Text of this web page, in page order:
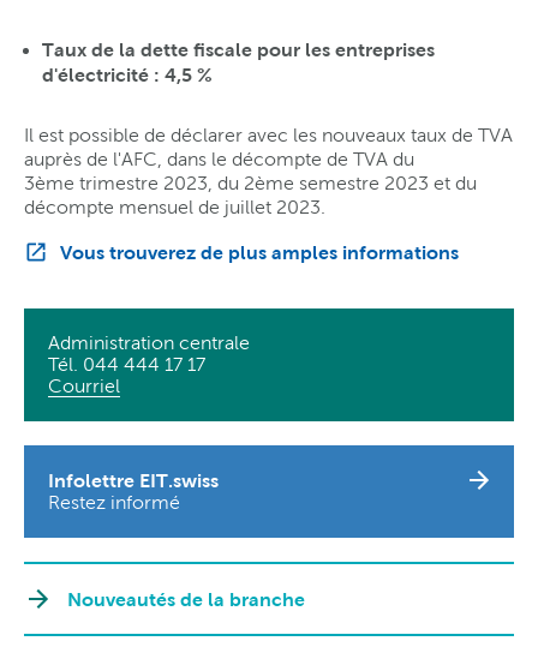
Taux de la dette fiscale pour les entreprises
d'électricité : 4,5 %
Il est possible de déclarer avec les nouveaux taux de TVA
auprès de l'AFC, dans le décompte de TVA du
3ème trimestre 2023, du 2ème semestre 2023 et du
décompte mensuel de juillet 2023.
Vous trouverez de plus amples informations
Administration centrale
Tél. 044 444 17 17
Courriel
Infolettre EIT.swiss
Restez informé
Nouveautés de la branche